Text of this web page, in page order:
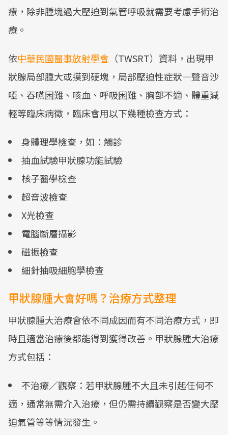
療，除非腫塊過大壓迫到氣管呼吸就需要考慮手術治
療。
依中華民國醫事放射學會 （TWSRT）資料，出現甲
狀腺局部腫大或摸到硬塊，局部壓迫性症狀—聲音沙
啞、吞嚥困難、咳血、呼吸困難、胸部不適、體重減
輕等臨床病徵，臨床會用以下幾種檢查方式：
身體理學檢查，如：觸診
抽血試驗甲狀腺功能試驗
核子醫學檢查
超音波檢查
X光檢查
電腦斷層攝影
磁振檢查
細針抽吸細胞學檢查
甲狀腺腫大會好嗎？治療方式整理
甲狀腺腫大治療會依不同成因而有不同治療方式，即
時且適當治療後都能得到獲得改善。甲狀腺腫大治療
方式包括：
不治療／觀察：若甲狀腺腫不大且未引起任何不
適，通常無需介入治療，但仍需持續觀察是否變大壓
迫氣管等等情況發生。